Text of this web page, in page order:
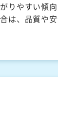
りやすい傾向
は、品質や